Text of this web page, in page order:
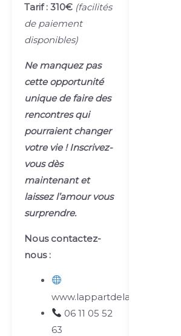
Tarif : 310€ (facilités
de paiement
disponibles)
Ne manquez pas
cette opportunité
unique de faire des
rencontres qui
pourraient changer
votre vie ! Inscrivez-
vous dès
maintenant et
laissez l’amour vous
surprendre.
Nous contactez-
nous :
www.lappartdelavillette.com
06 11 05 52
63